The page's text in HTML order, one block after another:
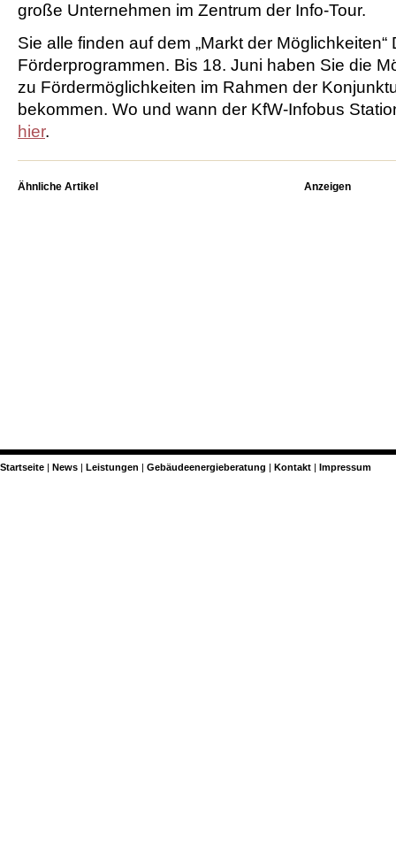
große Unternehmen im Zentrum der Info-Tour.
Sie alle finden auf dem „Markt der Möglichkeiten“
Förderprogrammen. Bis 18. Juni haben Sie die
zu Fördermöglichkeiten im Rahmen der
bekommen. Wo und wann der KfW-Infobus
hier.
Ähnliche Artikel Anzeigen
Startseite News Leistungen Gebäudeenergieberatung Kontakt Impressum